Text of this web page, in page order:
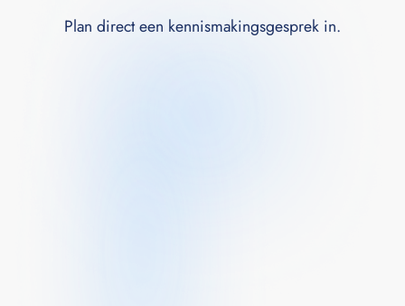
Plan direct een kennismakingsgesprek in.